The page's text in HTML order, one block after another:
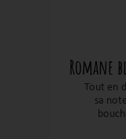
Romane
Tout en
sa